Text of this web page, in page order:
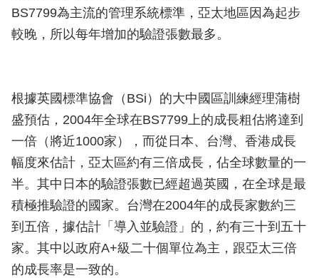
BS7799為主流的管理系統標準，亞太地區因為起步
較晚，所以每年增加的驗證張數最多。
根據英國標準協會（BSi）的大中國區訓練經理蒲樹
盛預估，2004年全球在BS7799上的成長粗估將達到
一倍（將近1000家），而從日本、台灣、香港成長
幅度來估計，亞太區約有三倍成長，佔全球數量的一
半。其中日本的驗證張數已經超過英國，在全球是最
積極推驗證的國家。台灣在2004年的成長家數約三
到五倍，據估計「導入並驗證」的，約有三十到五十
家。其中以政府A+級二十個單位為主，跟亞太三倍
的成長率是一致的。